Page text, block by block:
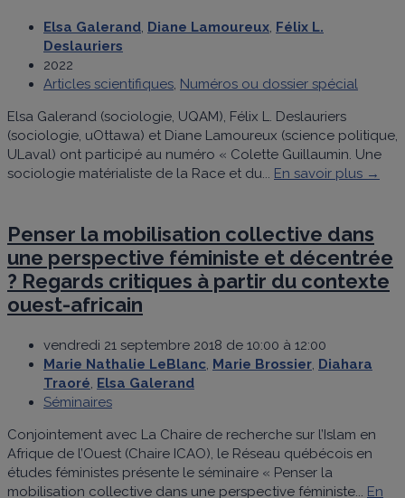
Elsa Galerand, Diane Lamoureux, Félix L.
Deslauriers
2022
Articles scientifiques, Numéros ou dossier spécial
Elsa Galerand (sociologie, UQAM), Félix L. Deslauriers
(sociologie, uOttawa) et Diane Lamoureux (science politique,
ULaval) ont participé au numéro « Colette Guillaumin. Une
sociologie matérialiste de la Race et du... En savoir plus →
Penser la mobilisation collective dans
une perspective féministe et décentrée
? Regards critiques à partir du contexte
ouest-africain
vendredi 21 septembre 2018 de 10:00 à 12:00
Marie Nathalie LeBlanc, Marie Brossier, Diahara
Traoré, Elsa Galerand
Séminaires
Conjointement avec La Chaire de recherche sur l’Islam en
Afrique de l’Ouest (Chaire ICAO), le Réseau québécois en
études féministes présente le séminaire « Penser la
mobilisation collective dans une perspective féministe... En